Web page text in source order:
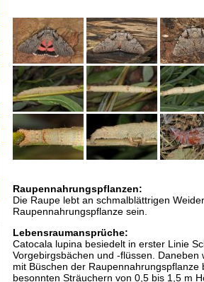
Raupennahrungspflanzen:
Die Raupe lebt an schmalblättrigen
Raupennahrungspflanze sein.
Lebensraumansprüche:
Catocala lupina besiedelt in erster Linie
Vorgebirgsbächen und -flüssen.
mit Büschen der
besonnten Sträuchern von 0,5 bis 1,5 m